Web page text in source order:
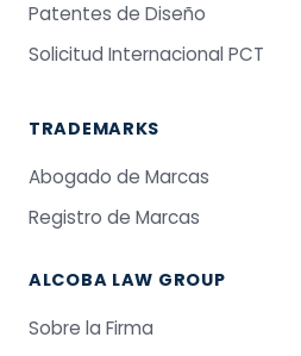
Patentes de Diseño
Solicitud Internacional PCT
TRADEMARKS
Abogado de Marcas
Registro de Marcas
ALCOBA LAW GROUP
Sobre la Firma